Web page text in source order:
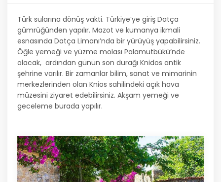
Türk sularına dönüş vakti. Türkiye’ye giriş Datça
gümrüğünden yapılır. Mazot ve kumanya ikmali
esnasında Datça Limanı’nda bir yürüyüş yapabilirsiniz.
Öğle yemeği ve yüzme molası Palamutbükü’nde
olacak, ardından günün son durağı Knidos antik
şehrine varılır. Bir zamanlar bilim, sanat ve mimarinin
merkezlerinden olan Knios sahilindeki açık hava
müzesini ziyaret edebilirsiniz. Akşam yemeği ve
geceleme burada yapılır.